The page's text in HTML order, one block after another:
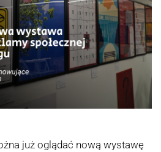
już oglądać nową wystawę